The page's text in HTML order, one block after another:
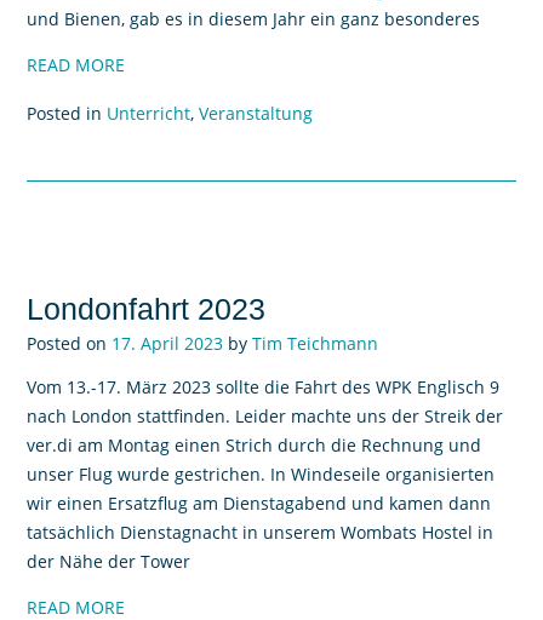
und Bienen, gab es in diesem Jahr ein ganz besonderes
READ MORE
Posted in Unterricht, Veranstaltung
Londonfahrt 2023
Posted on 17. April 2023 by Tim Teichmann
Vom 13.-17. März 2023 sollte die Fahrt des WPK Englisch 9
nach London stattfinden. Leider machte uns der Streik der
ver.di am Montag einen Strich durch die Rechnung und
unser Flug wurde gestrichen. In Windeseile organisierten
wir einen Ersatzflug am Dienstagabend und kamen dann
tatsächlich Dienstagnacht in unserem Wombats Hostel in
der Nähe der Tower
READ MORE